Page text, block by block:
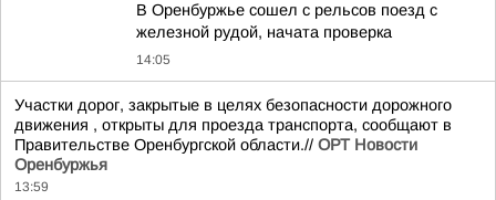
В Оренбуржье сошел с рельсов поезд с
железной рудой, начата проверка
14:05
Участки дорог, закрытые в целях безопасности дорожного
движения , открыты для проезда транспорта, сообщают в
Правительстве Оренбургской области.// ОРТ Новости
Оренбуржья
13:59